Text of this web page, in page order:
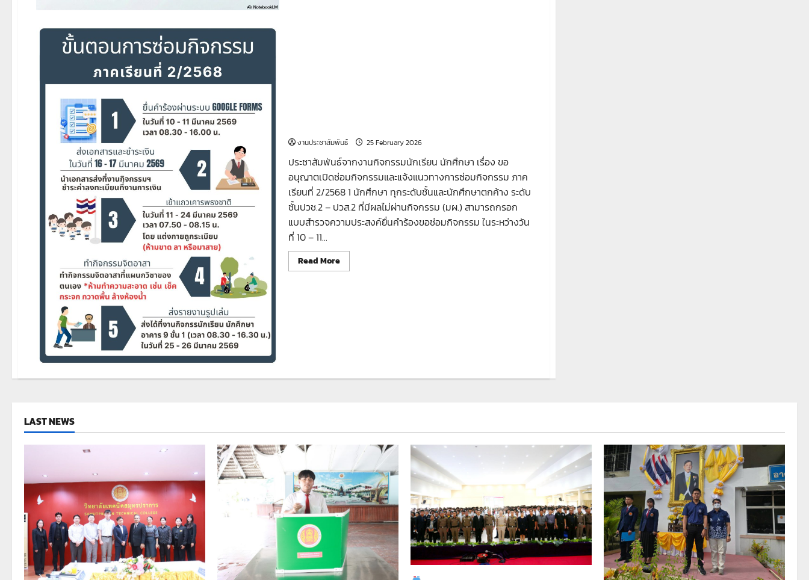
งานประชาสัมพันธ์ 25 February 2026
ประชาสัมพันธ์จากงานกิจกรรมนักเรียน นักศึกษา เรื่อง ขอ
อนุญาตเปิดซ่อมกิจกรรมและแจ้งแนวทางการซ่อมกิจกรรม ภาค
เรียนที่ 2/2568 1 นักศึกษา ทุกระดับชั้นและนักศึกษาตกค้าง ระดับ
ชั้นปวช.2 – ปวส.2 ที่มีผลไม่ผ่านกิจกรรม (มผ.) สามารถกรอก
แบบสำรวจความประสงค์ยื่นคำร้องขอซ่อมกิจกรรม ในระหว่างวัน
ที่ 10 – 11...
Read MoreRead
more
LAST NEWS